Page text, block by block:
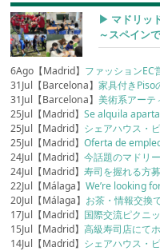
▶︎ マドリッ
～スペイン
6Ago【Madrid】 ファッションEC
31Jul【Barcelona】家具付きPiso
31Jul【Barcelona】美術系アーテ
25Jul【Madrid】Se alquila
25Jul【Madrid】 シェアハウス・
25Jul【Madrid】Oferta de
24Jul【Madrid】今話題のマドリ
24Jul【Madrid】寿司を握れる方
22Jul【Málaga】We’re looking
20Jul【Málaga】 お茶・情報交換
17Jul【Madrid】 国際交流ピクニ
15Jul【Madrid】高級寿司店にて
14Jul【Madrid】 シェアハウス・